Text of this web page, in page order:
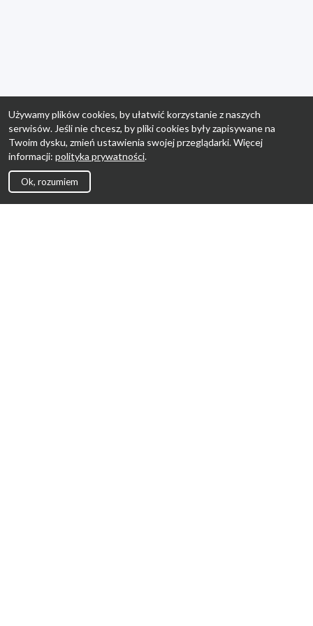
Używamy plików cookies, by ułatwić korzystanie z naszych
serwisów. Jeśli nie chcesz, by pliki cookies były zapisywane na
Twoim dysku, zmień ustawienia swojej przeglądarki. Więcej
informacji: polityka prywatności.
Ok, rozumiem